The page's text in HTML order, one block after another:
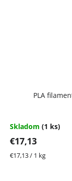
PLA
Skladom (1 ks)
€17,13
Jednotková
€17,13 / 1 kg